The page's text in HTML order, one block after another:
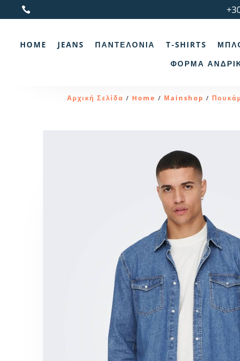

HOME JEANS ΠΑΝΤΕΛΌΝΙΑ T-SHIRTS
ΦΌΡΜΑ
Αρχική Σελίδα / Home / Μainshop /